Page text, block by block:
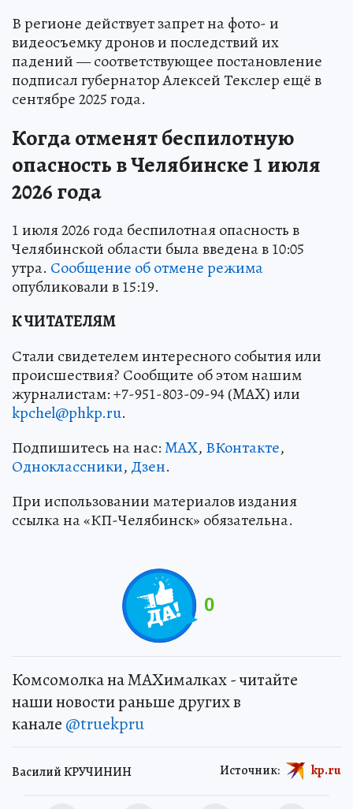
В регионе действует запрет на фото- и
видеосъемку дронов и последствий их
падений — соответствующее постановление
подписал губернатор Алексей Текслер ещё в
сентябре 2025 года.
Когда отменят беспилотную
опасность в Челябинске 1 июля
2026 года
1 июля 2026 года беспилотная опасность в
Челябинской области была введена в 10:05
утра. Сообщение об отмене режима
опубликовали в 15:19.
К ЧИТАТЕЛЯМ
Стали свидетелем интересного события или
происшествия? Сообщите об этом нашим
журналистам: +7-951-803-09-94 (MAX) или
kpchel@phkp.ru.
Подпишитесь на нас:MAX, ВКонтакте,
Одноклассники, Дзен.
При использовании материалов издания
ссылка на «КП-Челябинск» обязательна.
0
Комсомолка на MAXималках - читайте
наши новости раньше других в
канале @truekpru
Василий КРУЧИНИН Источник: kp.ru